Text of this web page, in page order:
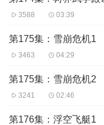
3588 03:39
第175集：雪崩危机1
3463 04:29
第175集：雪崩危机2
3241 02:46
第176集：浮空飞艇1